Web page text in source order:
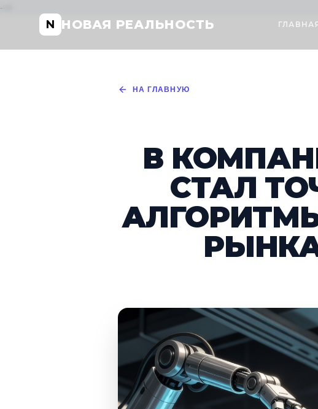
-->
N НОВАЯ РЕАЛЬНОСТЬ
НА ГЛАВНУЮ
В
СТАЛ